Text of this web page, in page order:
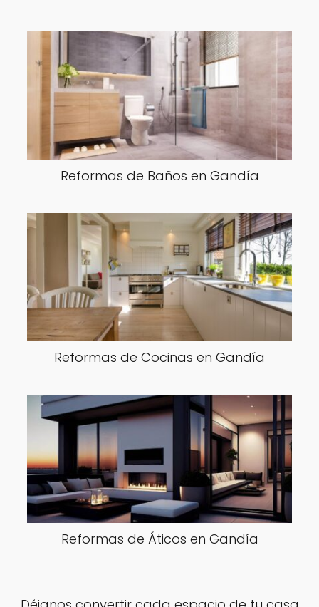
Reformas de Baños en Gandía
Reformas de Cocinas en Gandía
Reformas de Áticos en Gandía